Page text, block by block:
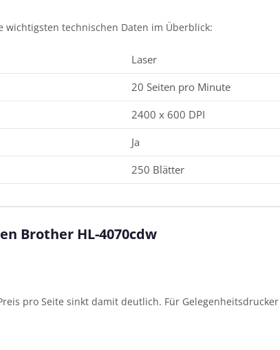
wichtigsten technischen Daten im Überblick:
Laser
20 Seiten pro Minute
2400 x 600 DPI
Ja
250 Blätter
Brother HL-4070cdw
pro Seite sinkt damit deutlich. Für